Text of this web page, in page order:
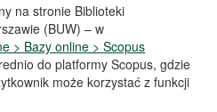
na stronie Biblioteki
(BUW) – w
> Bazy online > Scopus
do platformy Scopus, gdzie
może korzystać z funkcji